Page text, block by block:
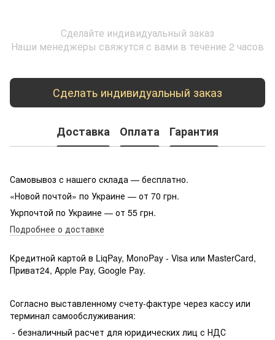
Сделайте индивидуальный заказ
Наши менеджеры свяжутся с вами в течение 2 часов
Сделать индивидуальный заказ
Доставка Оплата Гарантия
Самовывоз с нашего склада — бесплатно.
«Новой почтой» по Украине — от 70 грн.
Укрпочтой по Украине — от 55 грн.
Подробнее о доставке
Кредитной картой в LiqPay, MonoPay - Visa или MasterCard,
Приват24, Apple Pay, Google Pay.
Согласно выставленному счету-фактуре через кассу или
терминал самообслуживания:
- безналичный расчет для юридических лиц с НДС